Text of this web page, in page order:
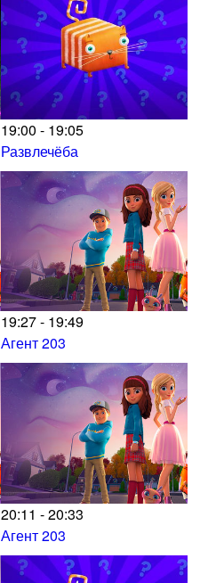
19:00 - 19:05
Развлечёба
19:27 - 19:49
Агент 203
20:11 - 20:33
Агент 203